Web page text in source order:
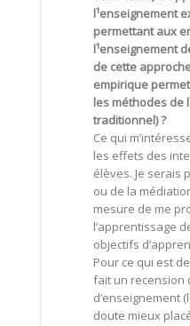
l¹enseignement
permettant aux
l¹enseignement
de cette
empirique
les méthodes de
traditionnel) ?
Ce qui
les effets des
élèves. Je serais
ou de la
mesure de me
l’apprentissage
objectifs
Pour ce qui est
fait un recension
d’enseignement
doute mieux